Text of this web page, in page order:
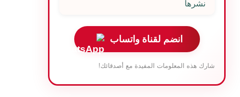
نشرها
انضم لقناة واتساب
شارك هذه المعلومات المفيدة مع أصدقائك!